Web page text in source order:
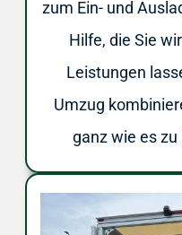
zum Ein- und
Hilfe, die Sie
Leistungen
Umzug
ganz wie es